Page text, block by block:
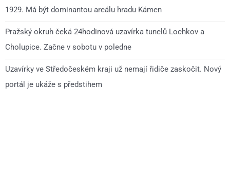
1929. Má být dominantou areálu hradu Kámen
Pražský okruh čeká 24hodinová uzavírka tunelů Lochkov a
Cholupice. Začne v sobotu v poledne
Uzavírky ve Středočeském kraji už nemají řidiče zaskočit. Nový
portál je ukáže s předstihem